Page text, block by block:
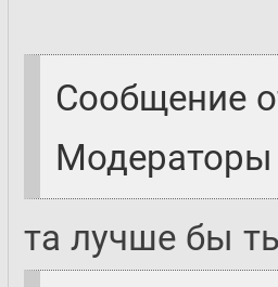
Сообщение
Модераторы
та лучше бы